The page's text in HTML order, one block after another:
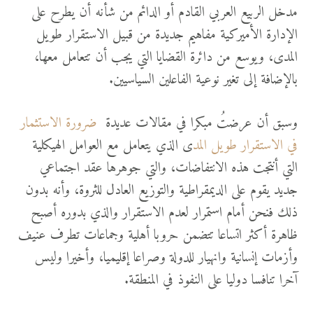
مدخل الربيع العربي القادم أو الدائم من شأنه أن يطرح على
الإدارة الأميركية مفاهيم جديدة من قبيل الاستقرار طويل
المدى، ويوسع من دائرة القضايا التي يجب أن تتعامل معها،
بالإضافة إلى تغير نوعية الفاعلين السياسيين.
وسبق أن عرضتُ مبكرا في مقالات عديدة ضرورة الاستثمار
في الاستقرار طويل المدى الذي يتعامل مع العوامل الهيكلية
التي أنتجت هذه الانتفاضات، والتي جوهرها عقد اجتماعي
جديد يقوم على الديمقراطية والتوزيع العادل للثروة، وأنه بدون
ذلك فنحن أمام استمرار لعدم الاستقرار والذي بدوره أصبح
ظاهرة أكثر اتساعا تتضمن حروبا أهلية وجماعات تطرف عنيف
وأزمات إنسانية وانهيار للدولة وصراعا إقليميا، وأخيرا وليس
آخرا تنافسا دوليا على النفوذ في المنطقة.